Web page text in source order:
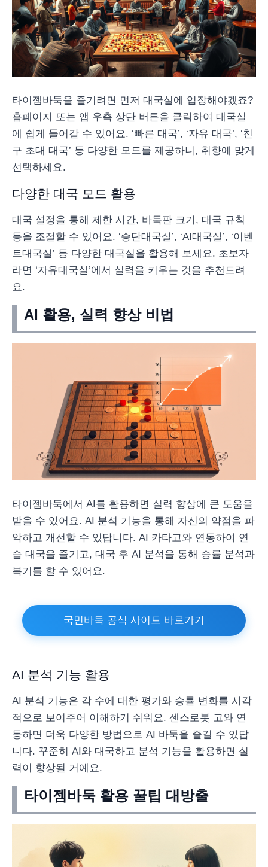
타이젬바둑을 즐기려면 먼저 대국실에 입장해야겠죠?
홈페이지 또는 앱 우측 상단 버튼을 클릭하여 대국실
에 쉽게 들어갈 수 있어요. ‘빠른 대국’, ‘자유 대국’, ‘친
구 초대 대국’ 등 다양한 모드를 제공하니, 취향에 맞게
선택하세요.
다양한 대국 모드 활용
대국 설정을 통해 제한 시간, 바둑판 크기, 대국 규칙
등을 조절할 수 있어요. ‘승단대국실’, ‘AI대국실’, ‘이벤
트대국실’ 등 다양한 대국실을 활용해 보세요. 초보자
라면 ‘자유대국실’에서 실력을 키우는 것을 추천드려
요.
AI 활용, 실력 향상 비법
타이젬바둑에서 AI를 활용하면 실력 향상에 큰 도움을
받을 수 있어요. AI 분석 기능을 통해 자신의 약점을 파
악하고 개선할 수 있답니다. AI 카타고와 연동하여 연
습 대국을 즐기고, 대국 후 AI 분석을 통해 승률 분석과
복기를 할 수 있어요.
국민바둑 공식 사이트 바로가기
AI 분석 기능 활용
AI 분석 기능은 각 수에 대한 평가와 승률 변화를 시각
적으로 보여주어 이해하기 쉬워요. 센스로봇 고와 연
동하면 더욱 다양한 방법으로 AI 바둑을 즐길 수 있답
니다. 꾸준히 AI와 대국하고 분석 기능을 활용하면 실
력이 향상될 거예요.
타이젬바둑 활용 꿀팁 대방출